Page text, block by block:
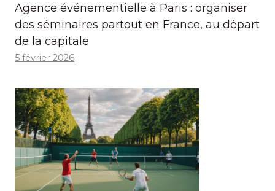
Agence événementielle à Paris : organiser
des séminaires partout en France, au départ
de la capitale
5 février 2026